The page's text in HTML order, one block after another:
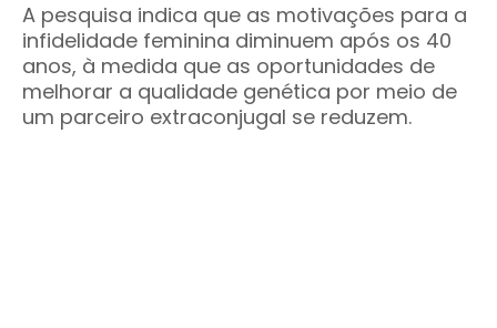
A pesquisa indica que as motivações para a
infidelidade feminina diminuem após os 40
anos, à medida que as oportunidades de
melhorar a qualidade genética por meio de
um parceiro extraconjugal se reduzem.